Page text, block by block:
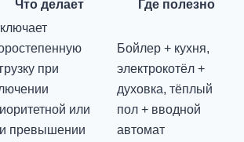
Что делает Где полезно
при
или
превышении
Бойлер + кухня,
электрокотёл +
духовка, тёплый
пол + вводной
автомат